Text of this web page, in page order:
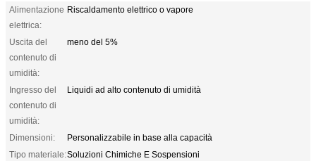
Alimentazione
elettrica:
Riscaldamento elettrico o vapore
Uscita del
contenuto di
umidità:
meno del 5%
Ingresso del
contenuto di
umidità:
Liquidi ad alto contenuto di umidità
Dimensioni:
Personalizzabile in base alla capacità
Tipo materiale:Soluzioni Chimiche E Sospensioni